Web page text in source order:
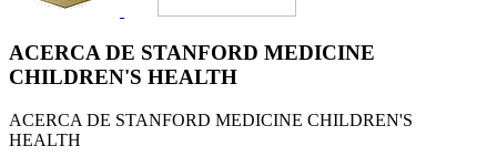
ACERCA DE STANFORD MEDICINE
CHILDREN'S HEALTH
ACERCA DE STANFORD MEDICINE CHILDREN'S
HEALTH